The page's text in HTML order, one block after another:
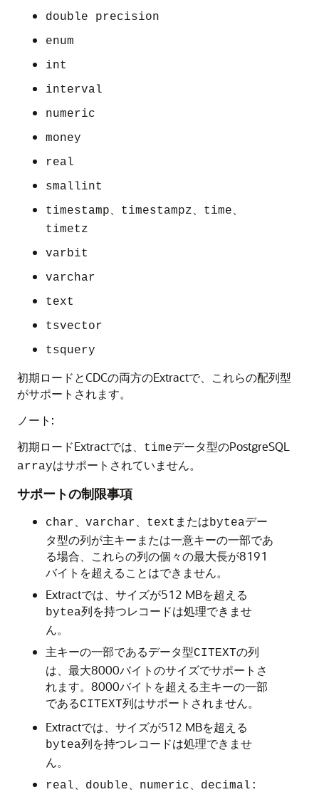
double precision
enum
int
interval
numeric
money
real
smallint
timestamp
timestampz time
timetz
varbit
varchar
text
tsvector
tsquery
初期ロードとCDCの両方のExtractで、これらの配列型
がサポートされます。
ノート:
初期ロードExtractでは、
timeデータ型のPostgreSQL
arrayはサポートされていません。
サポートの制限事項
char varchar text またはbyteaデー
タ型の列が主キーまたは一意キーの一部であ
る場合、これらの列の個々の最大長が8191
バイトを超えることはできません。
Extractでは、サイズが512 MBを超える
bytea列を持つレコードは処理できませ
ん。
主キーの一部であるデータ型CITEXTの列
は、最大8000バイトのサイズでサポートさ
れます。8000バイトを超える主キーの一部
であるCITEXT列はサポートされません。
Extractでは、サイズが512 MBを超える
bytea列を持つレコードは処理できませ
ん。
real double numeric decimal: